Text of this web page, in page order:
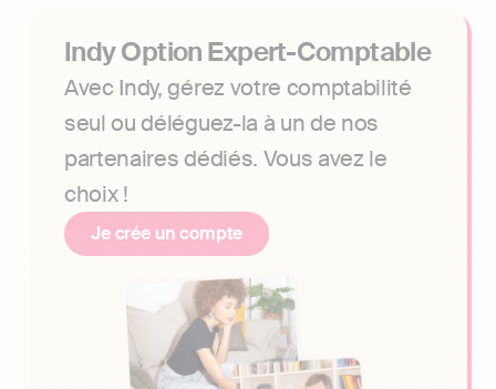
Indy Option Expert-Comptable
Avec Indy, gérez votre comptabilité
seul ou déléguez-la à un de nos
partenaires dédiés. Vous avez le
choix !
Je crée un compte